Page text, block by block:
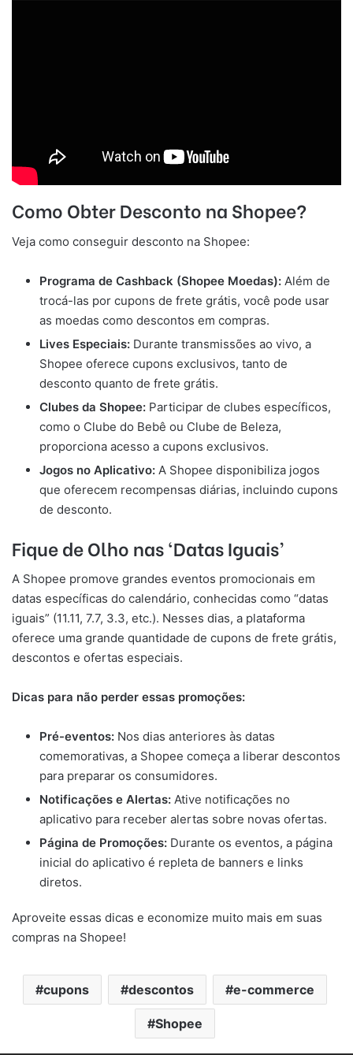
Como Obter Desconto na Shopee?
Veja como conseguir desconto na Shopee:
Programa de Cashback (Shopee Moedas): Além de
trocá-las por cupons de frete grátis, você pode usar
as moedas como descontos em compras.
Lives Especiais: Durante transmissões ao vivo, a
Shopee oferece cupons exclusivos, tanto de
desconto quanto de frete grátis.
Clubes da Shopee: Participar de clubes específicos,
como o Clube do Bebê ou Clube de Beleza,
proporciona acesso a cupons exclusivos.
Jogos no Aplicativo: A Shopee disponibiliza jogos
que oferecem recompensas diárias, incluindo cupons
de desconto.
Fique de Olho nas ‘Datas Iguais’
A Shopee promove grandes eventos promocionais em
datas específicas do calendário, conhecidas como “datas
iguais” (11.11, 7.7, 3.3, etc.). Nesses dias, a plataforma
oferece uma grande quantidade de cupons de frete grátis,
descontos e ofertas especiais.
Dicas para não perder essas promoções:
Pré-eventos: Nos dias anteriores às datas
comemorativas, a Shopee começa a liberar descontos
para preparar os consumidores.
Notificações e Alertas: Ative notificações no
aplicativo para receber alertas sobre novas ofertas.
Página de Promoções: Durante os eventos, a página
inicial do aplicativo é repleta de banners e links
diretos.
Aproveite essas dicas e economize muito mais em suas
compras na Shopee!
cupons descontos e-commerce
Shopee